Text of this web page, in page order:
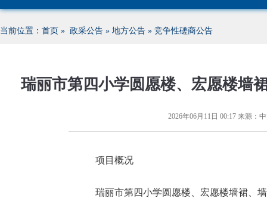
当前位置： 首页 » 政采公告 » 地方公告 » 竞争性磋商公告
瑞丽市第四小学圆愿楼、宏愿楼墙
2026年06月11日 00:17 来源：
项目概
瑞丽市第四小学圆愿楼、宏愿楼墙裙、